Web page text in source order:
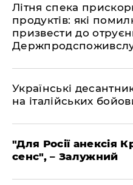
Літня спека
продуктів: які
призвести до
Українські
на італійських
"Для Росії анексія
сенс", – Залужний